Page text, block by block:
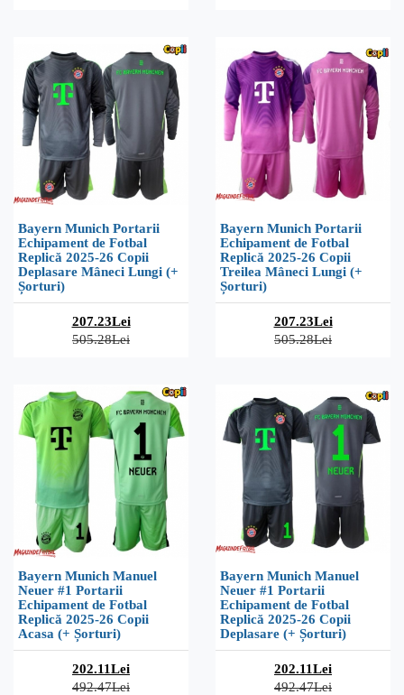
Bayern Munich Portarii
Echipament de Fotbal
Replică 2025-26 Copii
Deplasare Mâneci Lungi (+
Șorturi)
207.23Lei
505.28Lei
Bayern Munich Portarii
Echipament de Fotbal
Replică 2025-26 Copii
Treilea Mâneci Lungi (+
Șorturi)
207.23Lei
505.28Lei
Bayern Munich Manuel
Neuer #1 Portarii
Echipament de Fotbal
Replică 2025-26 Copii
Acasa (+ Șorturi)
202.11Lei
492.47Lei
Bayern Munich Manuel
Neuer #1 Portarii
Echipament de Fotbal
Replică 2025-26 Copii
Deplasare (+ Șorturi)
202.11Lei
492.47Lei